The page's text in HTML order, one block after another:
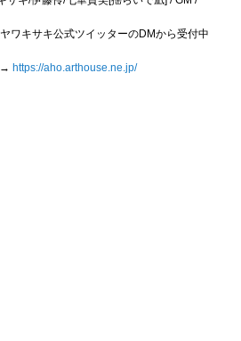
ワキサキ公式ツイッターのDMから受付中
→ https://aho.arthouse.ne.jp/